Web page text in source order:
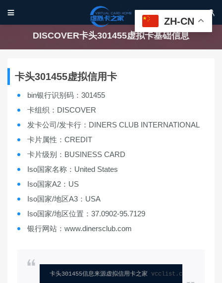
 
DISCOVER卡头301455虚拟卡基础信息
卡头301455虚拟信用卡
bin银行识别码：301455
卡组织：DISCOVER
发卡公司/发卡行：DINERS CLUB INTERNATIONAL
卡片属性：CREDIT
卡片级别：BUSINESS CARD
Iso国家名称：United States
Iso国家A2：US
Iso国家/地区A3：USA
Iso国家/地区位置：37.0902-95.7129
银行网站：www.dinersclub.com
卡头301455信息来源虚拟信用卡之家 vcclist.com
ZH-CN